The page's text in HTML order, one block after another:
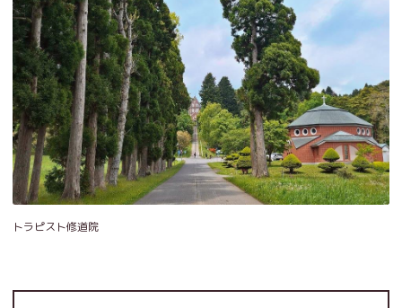
トラピスト修道院